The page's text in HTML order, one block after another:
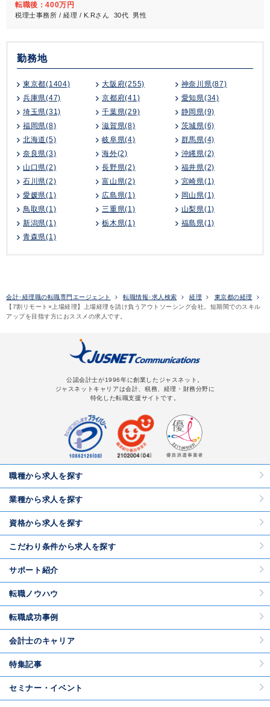
転職後：400万円
税理士事務所 / 経理 / K.Rさん 30代 男性
勤務地
東京都(1404) 大阪府(255)
神奈川県(87)
兵庫県(47)
京都府(41)
愛知県(34)
埼玉県(31)
千葉県(29)
静岡県(9)
福岡県(8)
滋賀県(8)
茨城県(6)
北海道(5)
岐阜県(4)
群馬県(4)
奈良県(3)
海外(2)
沖縄県(2)
山口県(2)
長野県(2)
福井県(2)
石川県(2)
富山県(2)
宮崎県(1)
愛媛県(1)
広島県(1)
岡山県(1)
鳥取県(1)
三重県(1)
山梨県(1)
新潟県(1)
栃木県(1)
福島県(1)
青森県(1)
会計･経理職の転職専門エージェント 転職情報･求人検索 経理
東京都の経理
【7割リモート×上場経理】上場経理を請け負うアウトソーシング会社。短期間でのスキル
アップを目指す方におススメの求人です。
公認会計士が1996年に創業したジャスネット。
ジャスネットキャリアは会計、税務、経理・財務分野に
特化した転職支援サイトです。
職種から求人を探す
業種から求人を探す
資格から求人を探す
こだわり条件から求人を探す
サポート紹介
転職ノウハウ
転職成功事例
会計士のキャリア
特集記事
セミナー・イベント